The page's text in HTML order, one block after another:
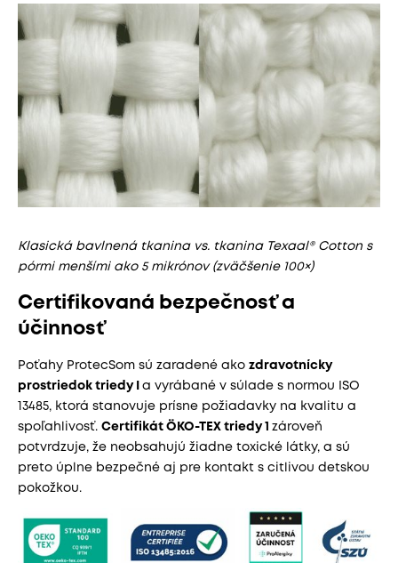
Klasická bavlnená tkanina vs. tkanina Texaal® Cotton s
pórmi menšími ako 5 mikrónov (zväčšenie 100×)
Certifikovaná bezpečnosť a
účinnosť
Poťahy ProtecSom sú zaradené ako zdravotnícky
prostriedok triedy I a vyrábané v súlade s normou ISO
13485, ktorá stanovuje prísne požiadavky na kvalitu a
spoľahlivosť. Certifikát ÖKO-TEX triedy 1 zároveň
potvrdzuje, že neobsahujú žiadne toxické látky, a sú
preto úplne bezpečné aj pre kontakt s citlivou detskou
pokožkou.